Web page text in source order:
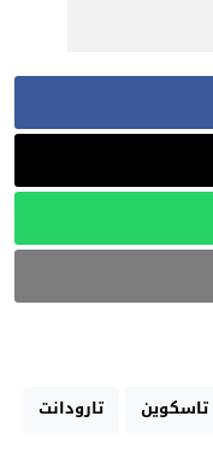
تاسكوين تارودانت